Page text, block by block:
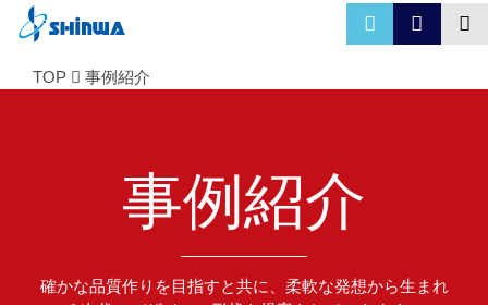
TOP 事例紹介
事例紹介
確かな品質作りを目指すと共に、柔軟な発想から生まれ